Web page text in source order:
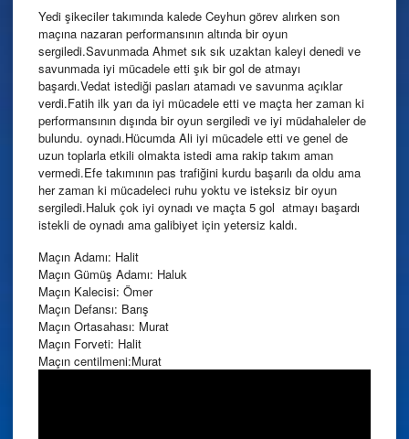
Yedi şikeciler takımında kalede Ceyhun görev alırken son
maçına nazaran performansının altında bir oyun
sergiledi.Savunmada Ahmet sık sık uzaktan kaleyi denedi ve
savunmada iyi mücadele etti şık bir gol de atmayı
başardı.Vedat istediği pasları atamadı ve savunma açıklar
verdi.Fatih ilk yarı da iyi mücadele etti ve maçta her zaman ki
performansının dışında bir oyun sergiledi ve iyi müdahaleler de
bulundu. oynadı.Hücumda Ali iyi mücadele etti ve genel de
uzun toplarla etkili olmakta istedi ama rakip takım aman
vermedi.Efe takımının pas trafiğini kurdu başarılı da oldu ama
her zaman ki mücadeleci ruhu yoktu ve isteksiz bir oyun
sergiledi.Haluk çok iyi oynadı ve maçta 5 gol atmayı başardı
istekli de oynadı ama galibiyet için yetersiz kaldı.
Maçın Adamı: Halit
Maçın Gümüş Adamı: Haluk
Maçın Kalecisi: Ömer
Maçın Defansı: Barış
Maçın Ortasahası: Murat
Maçın Forveti: Halit
Maçın centilmeni:Murat